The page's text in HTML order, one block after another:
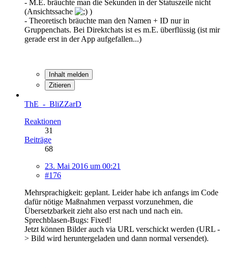
- M.E. bräuchte man die Sekunden in der Statuszeile nicht
(Ansichtssache
)
- Theoretisch bräuchte man den Namen + ID nur in
Gruppenchats. Bei Direktchats ist es m.E. überflüssig (ist mir
gerade erst in der App aufgefallen...)
Inhalt melden
Zitieren
ThE_-_BliZZarD
Reaktionen
31
Beiträge
68
23. Mai 2016 um 00:21
#176
Mehrsprachigkeit: geplant. Leider habe ich anfangs im Code
dafür nötige Maßnahmen verpasst vorzunehmen, die
Übersetzbarkeit zieht also erst nach und nach ein.
Sprechblasen-Bugs: Fixed!
Jetzt können Bilder auch via URL verschickt werden (URL -
> Bild wird heruntergeladen und dann normal versendet).